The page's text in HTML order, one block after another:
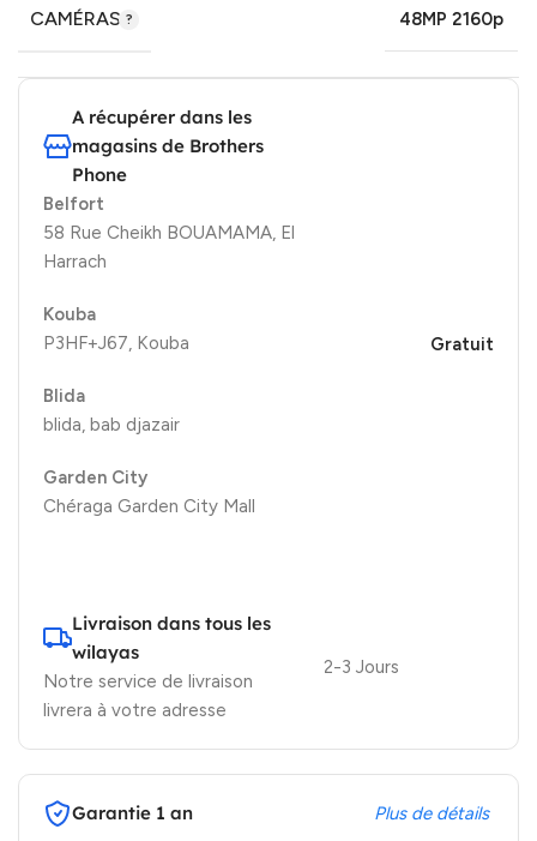
CAMÉRAS 48MP 2160p
A récupérer dans les
magasins de Brothers
Phone
Belfort
58 Rue Cheikh BOUAMAMA, El
Harrach
Kouba
P3HF+J67, Kouba
Blida
blida, bab djazair
Garden City
Chéraga Garden City Mall
Gratuit
Livraison dans tous les
wilayas
Notre service de livraison
livrera à votre adresse
2-3 Jours
Garantie 1 an Plus de détails